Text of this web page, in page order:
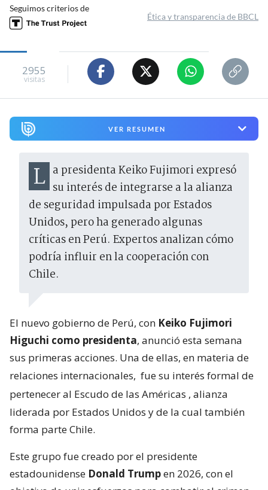
Seguimos criterios de
Ética y transparencia de BBCL
2955
visitas
VER RESUMEN
La presidenta Keiko Fujimori expresó su interés de integrarse a la alianza
de seguridad impulsada por Estados
Unidos, pero ha generado algunas
críticas en Perú. Expertos analizan cómo
podría influir en la cooperación con
Chile.
El nuevo gobierno de Perú, con Keiko Fujimori
Higuchi como presidenta, anunció esta semana
sus primeras acciones. Una de ellas, en materia de
relaciones internacionales, fue su interés formal de
pertenecer al Escudo de las Américas , alianza
liderada por Estados Unidos y de la cual también
forma parte Chile.
Este grupo fue creado por el presidente
estadounidense Donald Trumpen 2026, con el